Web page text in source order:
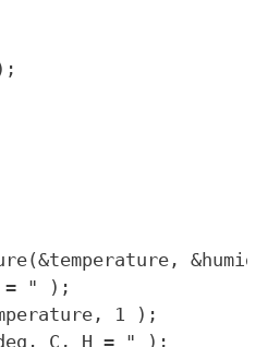
DHT_TYPE_11
DHT_TYPE_21
DHT_TYPE_22
= 2;
DHT_SENSOR_PIN,